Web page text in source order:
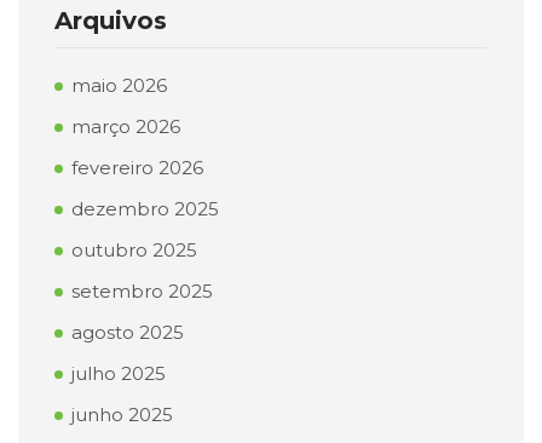
Arquivos
maio 2026
março 2026
fevereiro 2026
dezembro 2025
outubro 2025
setembro 2025
agosto 2025
julho 2025
junho 2025